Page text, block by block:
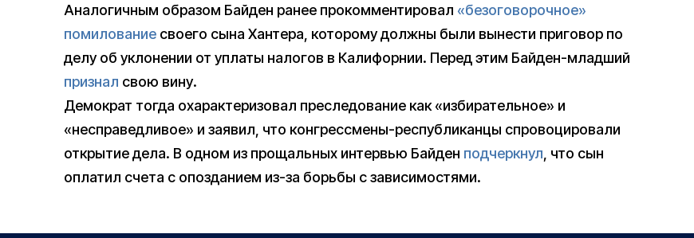
Аналогичным образом Байден ранее прокомментировал «безоговорочное»
помилование своего сына Хантера, которому должны были вынести приговор по
делу об уклонении от уплаты налогов в Калифорнии. Перед этим Байден-младший
признал свою вину.
Демократ тогда охарактеризовал преследование как «избирательное» и
«несправедливое» и заявил, что конгрессмены-республиканцы спровоцировали
открытие дела. В одном из прощальных интервью Байден подчеркнул, что сын
оплатил счета с опозданием из-за борьбы с зависимостями.